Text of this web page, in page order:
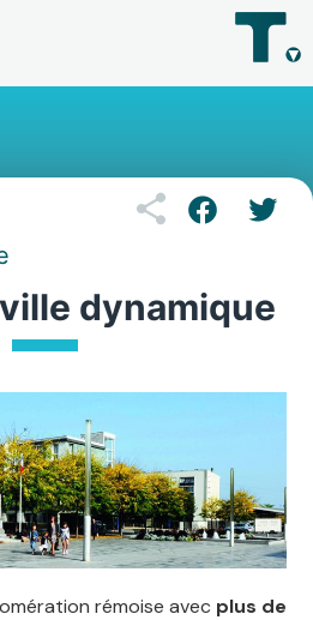
dynamique
rémoise avec plus de